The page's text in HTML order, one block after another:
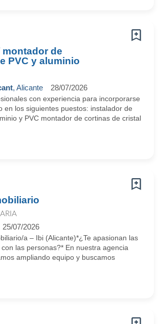
montador de
PVC y aluminio
, Alicante 28/07/2026
con experiencia para incorporarse
en los siguientes puestos: instalador de
y PVC montador de cortinas de cristal
25/07/2026
a – Ibi (Alicante)*¿Te apasionan las
las personas?* En nuestra agencia
ampliando equipo y buscamos